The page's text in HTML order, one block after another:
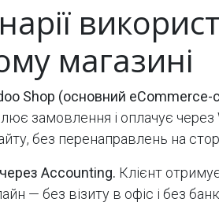
магазині
Shop (основний eCommerce-
замовлення і оплачує
без перенаправлень на
Accounting. Клієнт
— без візиту в офіс і без